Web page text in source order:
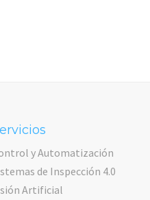
y Automatización
de Inspección 4.0
Artificial